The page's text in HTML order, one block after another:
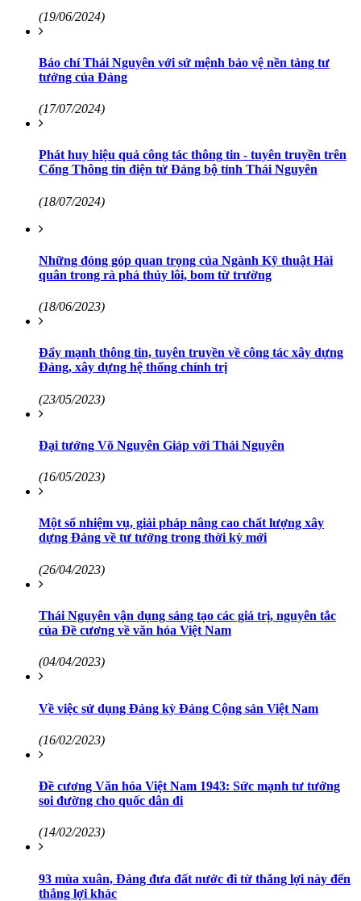
(19/06/2024)
Báo chí Thái Nguyên với sứ mệnh bảo vệ nền tảng tư
tưởng của Đảng
(17/07/2024)
Phát huy hiệu quả công tác thông tin - tuyên truyền trên
Cổng Thông tin điện tử Đảng bộ tỉnh Thái Nguyên
(18/07/2024)
Những đóng góp quan trọng của Ngành Kỹ thuật Hải
quân trong rà phá thủy lôi, bom từ trường
(18/06/2023)
Đẩy mạnh thông tin, tuyên truyền về công tác xây dựng
Đảng, xây dựng hệ thống chính trị
(23/05/2023)
Đại tướng Võ Nguyên Giáp với Thái Nguyên
(16/05/2023)
Một số nhiệm vụ, giải pháp nâng cao chất lượng xây
dựng Đảng về tư tưởng trong thời kỳ mới
(26/04/2023)
Thái Nguyên vận dụng sáng tạo các giá trị, nguyên tắc
của Đề cương về văn hóa Việt Nam
(04/04/2023)
Về việc sử dụng Đảng kỳ Đảng Cộng sản Việt Nam
(16/02/2023)
Đề cương Văn hóa Việt Nam 1943: Sức mạnh tư tưởng
soi đường cho quốc dân đi
(14/02/2023)
93 mùa xuân, Đảng đưa đất nước đi từ thắng lợi này đến
thắng lợi khác